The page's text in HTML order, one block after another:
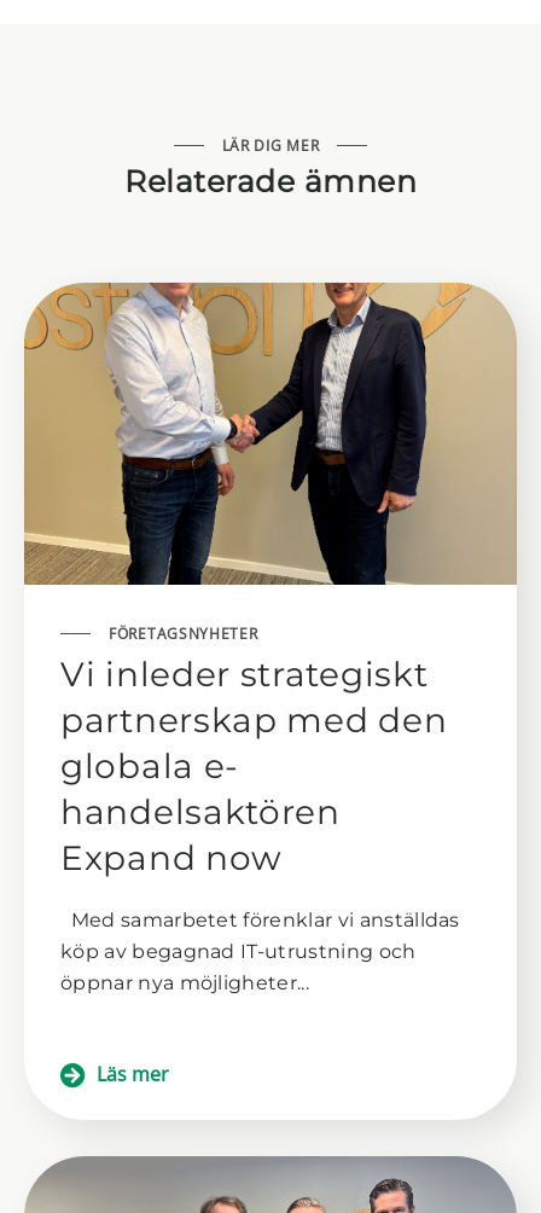
LÄR DIG MER
Relaterade ämnen
FÖRETAGSNYHETER
Vi inleder strategiskt
partnerskap med den
globala e-
handelsaktören
Expand now
Med samarbetet förenklar vi anställdas
köp av begagnad IT-utrustning och
öppnar nya möjligheter...
Läs mer